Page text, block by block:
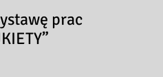
prac